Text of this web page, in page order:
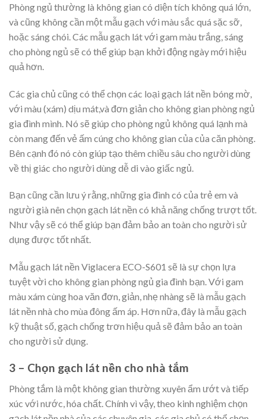
Phòng ngủ thường là không gian có diện tích không quá lớn,
và cũng không cần một mẫu gạch với màu sắc quá sặc sỡ,
hoặc sáng chói. Các mẫu gạch lát với gam màu trắng, sáng
cho phòng ngủ sẽ có thể giúp bạn khởi động ngày mới hiệu
quả hơn.
Các gia chủ cũng có thể chọn các loại gạch lát nền bóng mờ,
với màu (xám) dịu mát,và đơn giản cho không gian phòng ngủ
gia đình mình. Nó sẽ giúp cho phòng ngủ không quá lạnh mà
còn mang đến vẻ ấm cúng cho không gian của của căn phòng.
Bên cạnh đó nó còn giúp tạo thêm chiều sâu cho người dùng
về thị giác cho người dùng dễ di vào giấc ngủ.
Bạn cũng cần lưu ý rằng, những gia đình có của trẻ em và
người già nên chọn gạch lát nền có khả năng chống trượt tốt.
Như vậy sẽ có thể giúp bạn đảm bảo an toàn cho người sử
dụng được tốt nhất.
Mẫu gạch lát nền Viglacera ECO-S601 sẽ là sự chọn lựa
tuyệt vời cho không gian phòng ngủ gia đình bạn. Với gam
màu xám cùng hoa văn đơn, giản, nhẹ nhàng sẽ là mẫu gạch
lát nền nhà cho mùa đông ấm áp. Hơn nữa, đây là mẫu gạch
kỹ thuật số, gạch chống trơn hiệu quả sẽ đảm bảo an toàn
cho người sử dụng.
3 – Chọn gạch lát nền cho nhà tắm
Phòng tắm là một không gian thường xuyên ẩm ướt và tiếp
xúc với nước, hóa chất. Chính vì vậy, theo kinh nghiệm chọn